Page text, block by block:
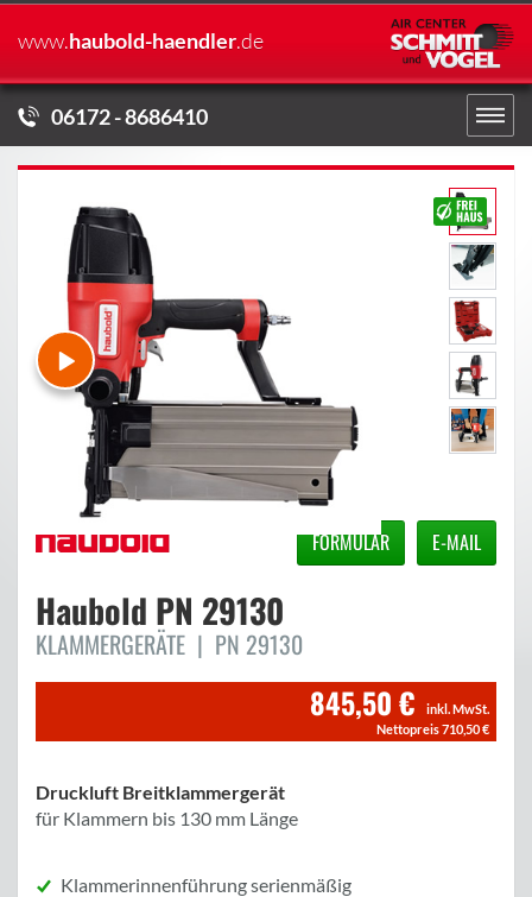
www.haubold-haendler.de
06172 - 8686410
E-MAIL
FORMULAR
Haubold PN 29130
KLAMMERGERÄTE | PN 29130
inkl. MwSt.
845,50 €
Nettopreis 710,50 €
Druckluft Breitklammergerät
für Klammern bis 130 mm Länge
Klammerinnenführung serienmäßig